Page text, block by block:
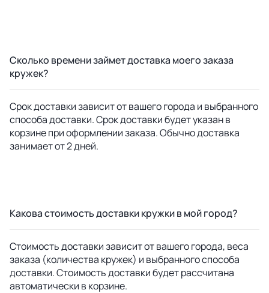
Сколько времени займет доставка моего заказа
кружек?
Срок доставки зависит от вашего города и выбранного
способа доставки. Срок доставки будет указан в
корзине при оформлении заказа. Обычно доставка
занимает от 2 дней.
Какова стоимость доставки кружки в мой город?
Стоимость доставки зависит от вашего города, веса
заказа (количества кружек) и выбранного способа
доставки. Стоимость доставки будет рассчитана
автоматически в корзине.